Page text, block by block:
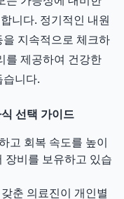
니다. 정기적인 내원
지속적으로 체크하
를 제공하여 건강한
니다.
선택 가이드
고 회복 속도를 높이
장비를 보유하고 있습
춘 의료진이 개인별